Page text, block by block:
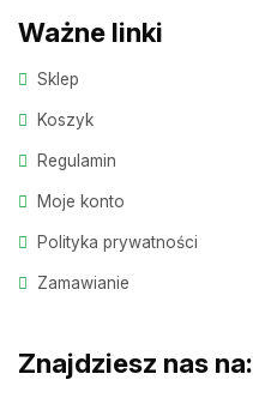
Ważne linki
Sklep
Koszyk
Regulamin
Moje konto
Polityka prywatności
Zamawianie
Znajdziesz nas na: